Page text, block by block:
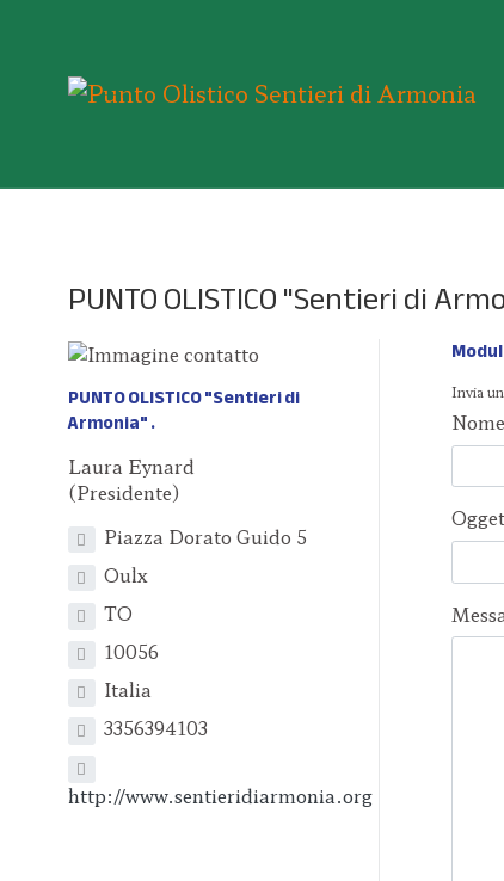
PUNTO OLISTICO "Sentieri di
PUNTO OLISTICO "Sentieri di
Armonia"
Laura Eynard
(Presidente)
Piazza Dorato Guido 5
Oulx
TO
10056
Italia
3356394103
http://www.sentieridiarmonia.org
Invia
Nome